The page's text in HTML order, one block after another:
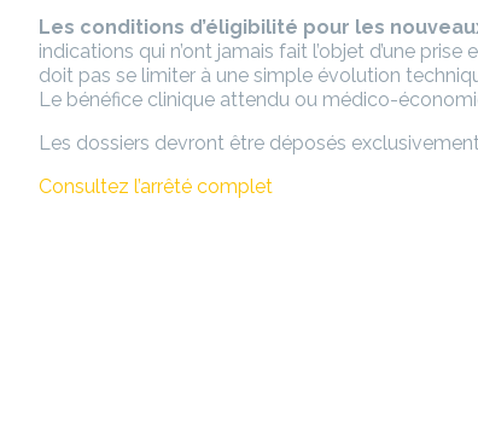
Les conditions d’éligibilité pour les
indications qui n’ont jamais fait l’objet d’une
doit pas se limiter à une simple évolution
Le bénéfice clinique attendu ou médico-
Les dossiers devront être déposés
Consultez l’arrêté complet